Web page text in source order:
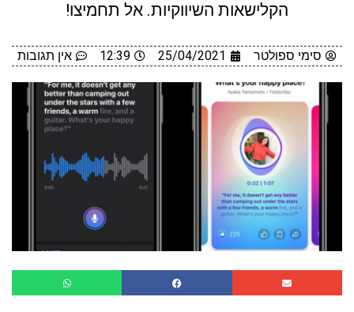
הקלישאות השיווקיות. אל תחמיצו!
סימי ספולטר 25/04/2021
12:39 אין תגובות